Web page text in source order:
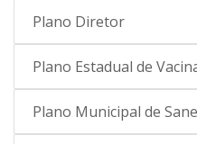
Plano Diretor
Plano Estadual de
Plano Municipal de